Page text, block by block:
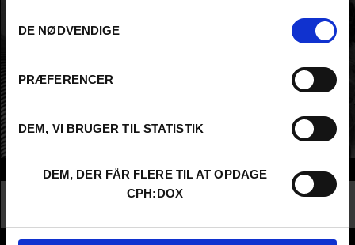
DE NØDVENDIGE
PRÆFERENCER
DEM, VI BRUGER TIL STATISTIK
DEM, DER FÅR FLERE TIL AT OPDAGE
CPH:DOX
Denmark